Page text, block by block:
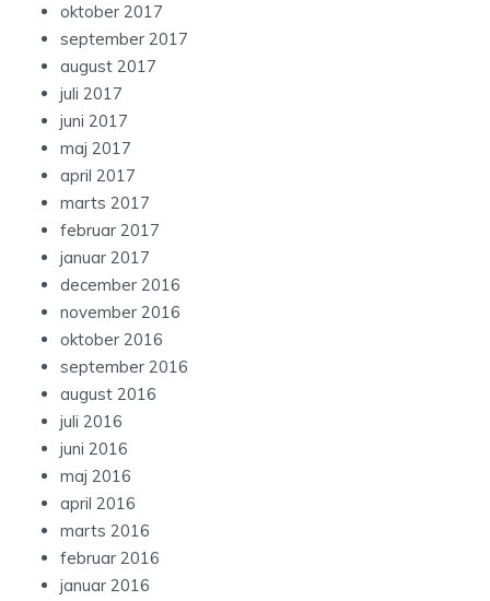
oktober 2017
september 2017
august 2017
juli 2017
juni 2017
maj 2017
april 2017
marts 2017
februar 2017
januar 2017
december 2016
november 2016
oktober 2016
september 2016
august 2016
juli 2016
juni 2016
maj 2016
april 2016
marts 2016
februar 2016
januar 2016